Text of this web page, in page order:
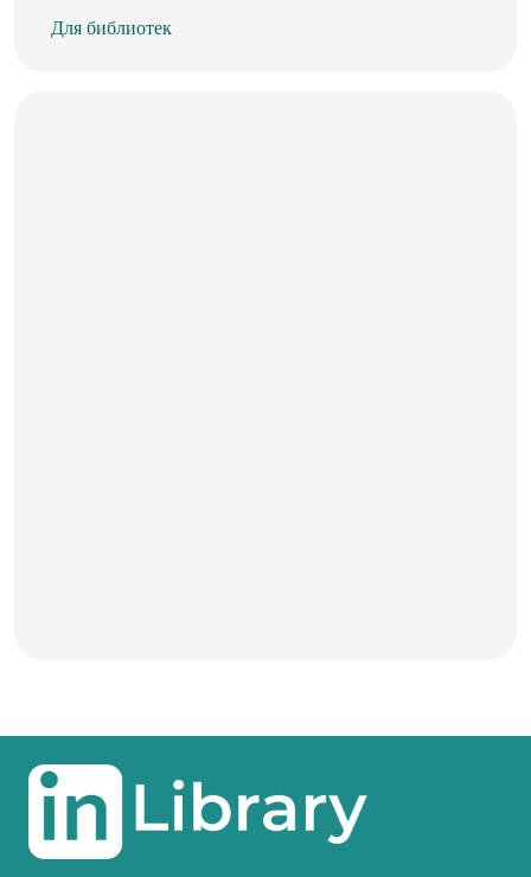
Для библиотек